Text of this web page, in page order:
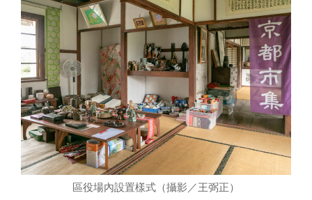
區役場內設置樣式（攝影／王弼正）